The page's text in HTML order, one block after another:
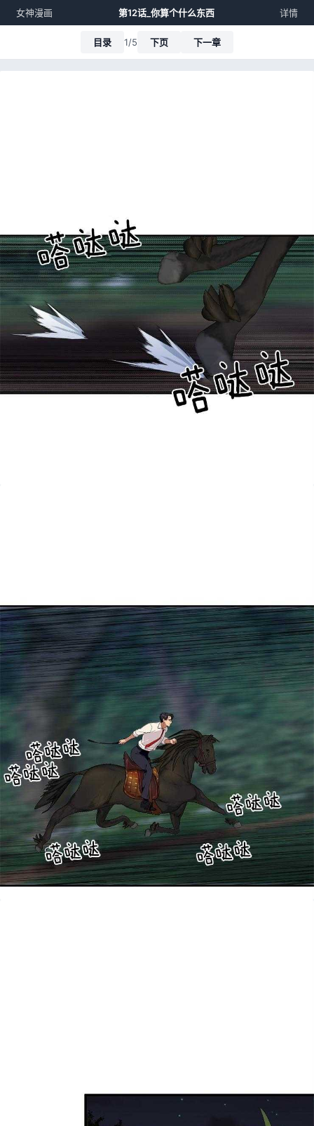
女神漫画 第12话_你算个什么东西 详情
目录 1/5 下页 下一章